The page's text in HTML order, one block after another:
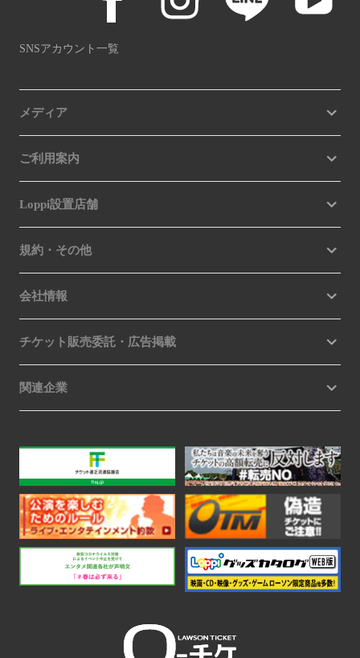
SNSアカウント一覧
メディア
ご利用案内
Loppi設置店舗
規約・その他
会社情報
チケット販売委託・広告掲載
関連企業